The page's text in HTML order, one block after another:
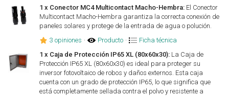
1 x Conector MC4 Multicontact Macho-Hembra: El Conector
Multicontact Macho-Hembra garantiza la correcta conexión de
paneles solares y protege de la entrada de agua o polución.
3 opiniones · Producto ·
Ficha técnica
1 x Caja de Protección IP65 XL (80x60x30): La Caja de
Protección IP65 XL (80x60x30) es ideal para proteger su
inversor fotovoltaico de robos y daños externos. Esta caja
cuenta con un grado de protección IP65, lo que significa que
está completamente sellada contra el polvo y resistente a